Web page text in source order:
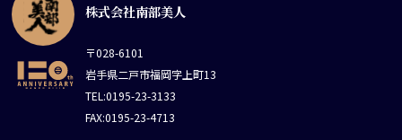
株式会社南部美人
〒028-6101
岩手県二戸市福岡字上町13
TEL:0195-23-3133
FAX:0195-23-4713